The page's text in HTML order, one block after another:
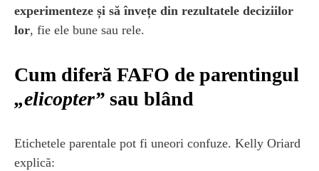
experimenteze și să învețe din rezultatele deciziilor
lor, fie ele bune sau rele.
Cum diferă FAFO de parentingul
„elicopter” sau blând
Etichetele parentale pot fi uneori confuze. Kelly Oriard
explică: